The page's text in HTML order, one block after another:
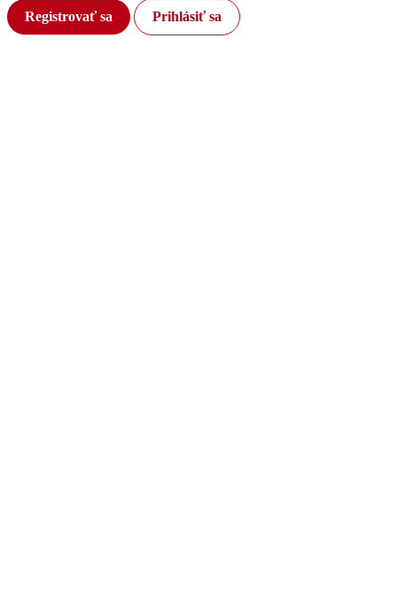
Registrovať sa Prihlásiť sa